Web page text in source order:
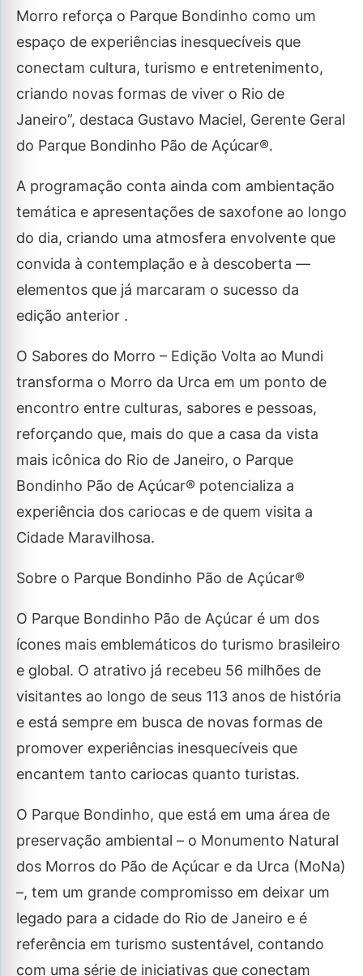
Morro reforça o Parque Bondinho como um
espaço de experiências inesquecíveis que
conectam cultura, turismo e entretenimento,
criando novas formas de viver o Rio de
Janeiro”, destaca Gustavo Maciel, Gerente Geral
do Parque Bondinho Pão de Açúcar®.
A programação conta ainda com ambientação
temática e apresentações de saxofone ao longo
do dia, criando uma atmosfera envolvente que
convida à contemplação e à descoberta —
elementos que já marcaram o sucesso da
edição anterior .
O Sabores do Morro – Edição Volta ao Mundi
transforma o Morro da Urca em um ponto de
encontro entre culturas, sabores e pessoas,
reforçando que, mais do que a casa da vista
mais icônica do Rio de Janeiro, o Parque
Bondinho Pão de Açúcar® potencializa a
experiência dos cariocas e de quem visita a
Cidade Maravilhosa.
Sobre o Parque Bondinho Pão de Açúcar®
O Parque Bondinho Pão de Açúcar é um dos
ícones mais emblemáticos do turismo brasileiro
e global. O atrativo já recebeu 56 milhões de
visitantes ao longo de seus 113 anos de história
e está sempre em busca de novas formas de
promover experiências inesquecíveis que
encantem tanto cariocas quanto turistas.
O Parque Bondinho, que está em uma área de
preservação ambiental – o Monumento Natural
dos Morros do Pão de Açúcar e da Urca (MoNa)
–, tem um grande compromisso em deixar um
legado para a cidade do Rio de Janeiro e é
referência em turismo sustentável, contando
com uma série de iniciativas que conectam